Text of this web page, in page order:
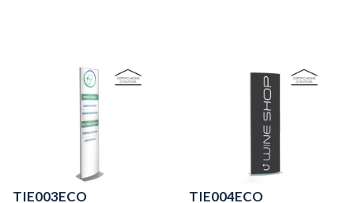
TIE003ECO TIE004ECO